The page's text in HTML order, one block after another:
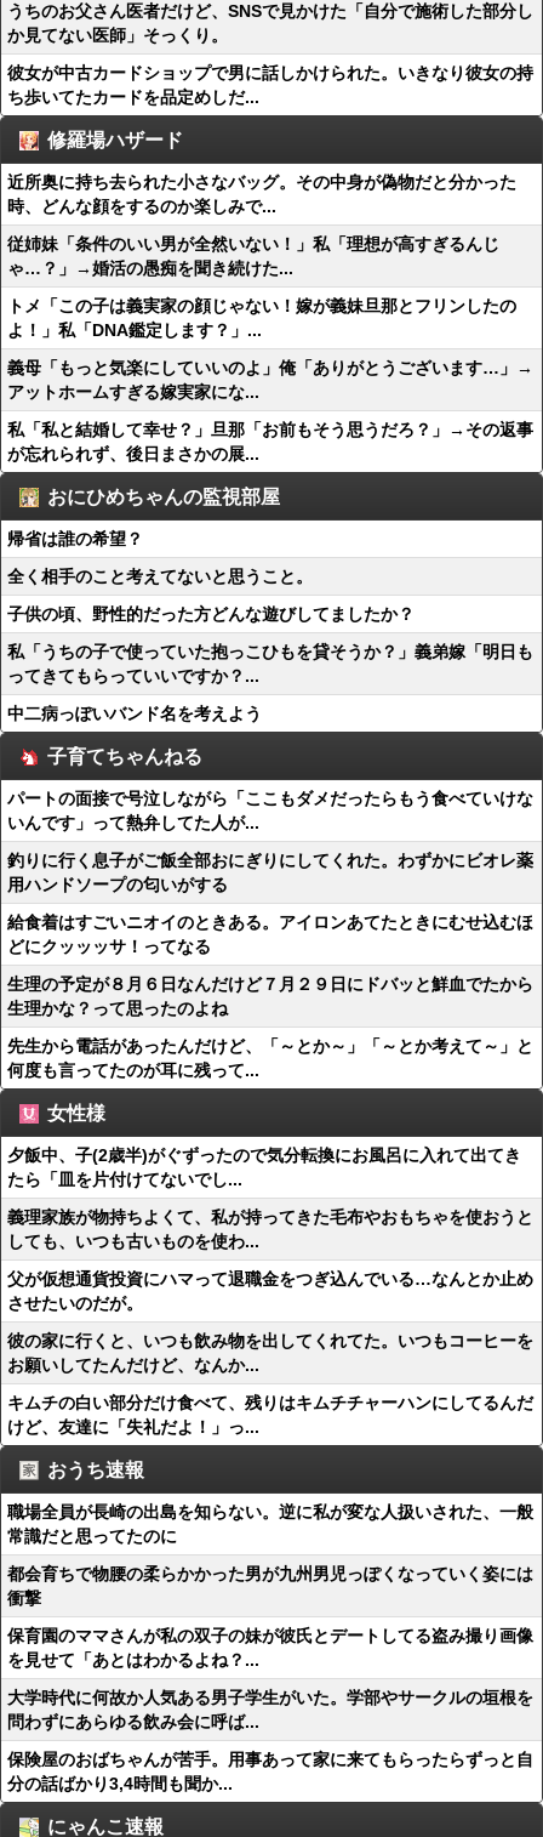
うちのお父さん医者だけど、SNSで見かけた「自分で施術した部分し
か見てない医師」そっくり。
彼女が中古カードショップで男に話しかけられた。いきなり彼女の持
ち歩いてたカードを品定めしだ...
修羅場ハザード
近所奥に持ち去られた小さなバッグ。その中身が偽物だと分かった
時、どんな顔をするのか楽しみで...
従姉妹「条件のいい男が全然いない！」私「理想が高すぎるんじ
ゃ…？」→婚活の愚痴を聞き続けた...
トメ「この子は義実家の顔じゃない！嫁が義妹旦那とフリンしたの
よ！」私「DNA鑑定します？」...
義母「もっと気楽にしていいのよ」俺「ありがとうございます…」→
アットホームすぎる嫁実家にな...
私「私と結婚して幸せ？」旦那「お前もそう思うだろ？」→その返事
が忘れられず、後日まさかの展...
おにひめちゃんの監視部屋
帰省は誰の希望？
全く相手のこと考えてないと思うこと。
子供の頃、野性的だった方どんな遊びしてましたか？
私「うちの子で使っていた抱っこひもを貸そうか？」義弟嫁「明日も
ってきてもらっていいですか？...
中二病っぽいバンド名を考えよう
子育てちゃんねる
パートの面接で号泣しながら「ここもダメだったらもう食べていけな
いんです」って熱弁してた人が...
釣りに行く息子がご飯全部おにぎりにしてくれた。わずかにビオレ薬
用ハンドソープの匂いがする
給食着はすごいニオイのときある。アイロンあてたときにむせ込むほ
どにクッッッサ！ってなる
生理の予定が８月６日なんだけど７月２９日にドバッと鮮血でたから
生理かな？って思ったのよね
先生から電話があったんだけど、「～とか～」「～とか考えて～」と
何度も言ってたのが耳に残って...
女性様
夕飯中、子(2歳半)がぐずったので気分転換にお風呂に入れて出てき
たら「皿を片付けてないでし...
義理家族が物持ちよくて、私が持ってきた毛布やおもちゃを使おうと
しても、いつも古いものを使わ...
父が仮想通貨投資にハマって退職金をつぎ込んでいる…なんとか止め
させたいのだが。
彼の家に行くと、いつも飲み物を出してくれてた。いつもコーヒーを
お願いしてたんだけど、なんか...
キムチの白い部分だけ食べて、残りはキムチチャーハンにしてるんだ
けど、友達に「失礼だよ！」っ...
おうち速報
職場全員が長崎の出島を知らない。逆に私が変な人扱いされた、一般
常識だと思ってたのに
都会育ちで物腰の柔らかかった男が九州男児っぽくなっていく姿には
衝撃
保育園のママさんが私の双子の妹が彼氏とデートしてる盗み撮り画像
を見せて「あとはわかるよね？...
大学時代に何故か人気ある男子学生がいた。学部やサークルの垣根を
問わずにあらゆる飲み会に呼ば...
保険屋のおばちゃんが苦手。用事あって家に来てもらったらずっと自
分の話ばかり3,4時間も聞か...
にゃんこ速報